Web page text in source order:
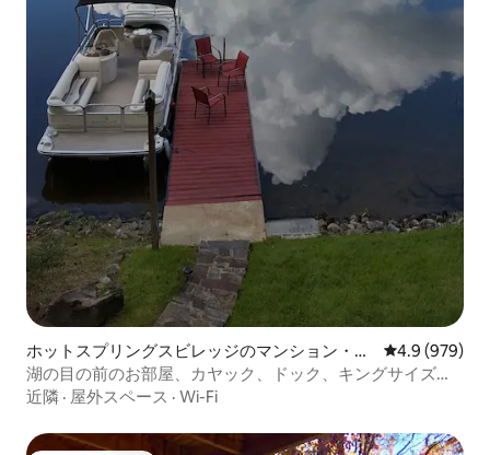
ホットスプリングスビレッジのマンション・ア
パート
レビュー979
4.9 (979)
湖の目の前のお部屋、カヤック、ドック、キングサイズベ
ッド、専用ホットタブ
近隣 · 屋外スペース · Wi-Fi